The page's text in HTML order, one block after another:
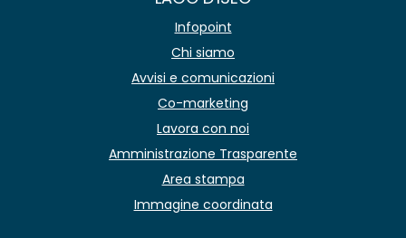
Infopoint
Chi siamo
Avvisi e comunicazioni
Co-marketing
Lavora con noi
Amministrazione Trasparente
Area stampa
Immagine coordinata